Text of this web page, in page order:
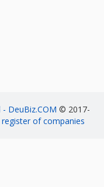
DeuBiz.COM © 2017-
register of companies